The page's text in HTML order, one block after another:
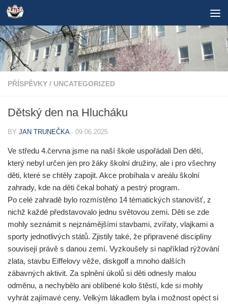
Skip to content
PŘÍSPĚVKY / UNCATEGORIZED
Dětský den na Hlucháku
BY JAN TRUNEČKA · 09.06.2025
Ve středu 4.června jsme na naší škole uspořádali Den dětí,
který nebyl určen jen pro žáky školní družiny, ale i pro všechny
děti, které se chtěly zapojit. Akce probíhala v areálu školní
zahrady, kde na děti čekal bohatý a pestrý program.
Po celé zahradě bylo rozmístěno 14 tématických stanovišť, z
nichž každé představovalo jednu světovou zemi. Děti se zde
mohly seznámit s nejznámějšími stavbami, zvířaty, vlajkami a
sporty jednotlivých států. Zjistily také, že připravené disciplíny
souvisejí právě s danou zemí. Vyzkoušely si například rýžování
zlata, stavbu Eiffelovy věže, diskgolf a mnoho dalších
zábavných aktivit. Za splnění úkolů si děti odnesly malou
odměnu, a nechybělo ani oblíbené kolo štěstí, kde si mohly
vyhrát zajímavé ceny. Velkým lákadlem byla i možnost opéct si